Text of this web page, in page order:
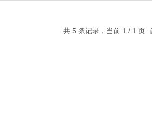
共 5 条记录，当前 1 / 1